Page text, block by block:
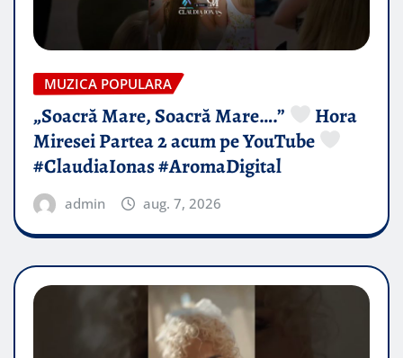
MUZICA POPULARA
„Soacră Mare, Soacră Mare….”
Hora
Miresei Partea 2 acum pe YouTube
#ClaudiaIonas #AromaDigital
admin aug. 7, 2026